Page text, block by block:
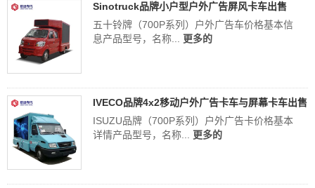
Sinotruck品牌小户型户外广告屏风卡车出售
五十铃牌（700P系列）户外广告车价格基本信
息产品型号，名称... 更多的
IVECO品牌4x2移动户外广告卡车与屏幕卡车出售
ISUZU品牌（700P系列）户外广告卡价格基本
详情产品型号，名称... 更多的